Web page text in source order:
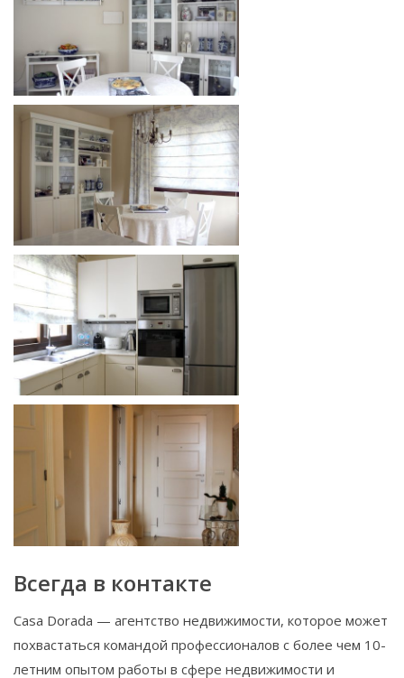
Всегда в контакте
Casa Dorada — агентство недвижимости, которое может
похвастаться командой профессионалов с более чем 10-
летним опытом работы в сфере недвижимости и